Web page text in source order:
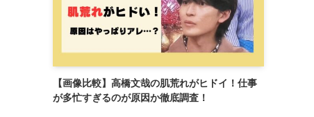
【画像比較】高橋文哉の肌荒れがヒドイ！仕事
が多忙すぎるのが原因か徹底調査！